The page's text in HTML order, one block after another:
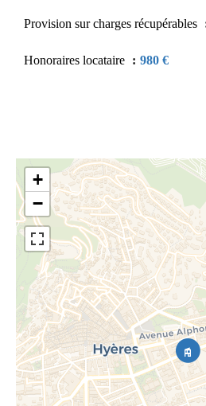
Provision sur charges récupérables
Honoraires locataire 980 €
+
−